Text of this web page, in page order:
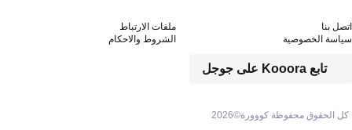
كل الحقوق محفوظة كووورة©2026
تابع Kooora على جوجل
اتصل بنا
ملفات الارتباط
سياسة الخصوصية
الشروط والاحكام